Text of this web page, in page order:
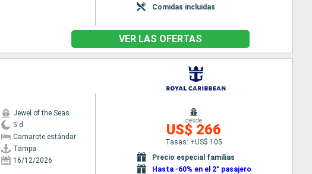
Comidas incluidas
VER LAS OFERTAS
Jewel of the Seas
5 d
Camarote estándar
Tampa
16/12/2026
desde
US$ 266
Tasas: +US$ 105
Precio especial familias
Hasta -60% en el 2° pasajero